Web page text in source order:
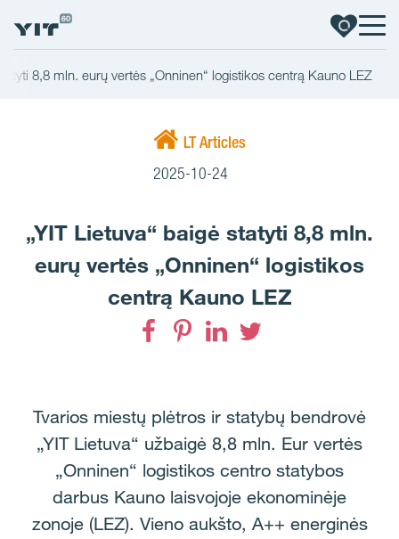
8,8 mln. eurų vertės „Onninen“ logistikos centrą Kauno LEZ
LT Articles
2025-10-24
„YIT Lietuva“ baigė statyti 8,8 mln.
eurų vertės „Onninen“ logistikos
centrą Kauno LEZ
Tvarios miestų plėtros ir statybų bendrovė
„YIT Lietuva“ užbaigė 8,8 mln. Eur vertės
„Onninen“ logistikos centro statybos
darbus Kauno laisvojoje ekonominėje
zonoje (LEZ). Vieno aukšto, A++ energinės